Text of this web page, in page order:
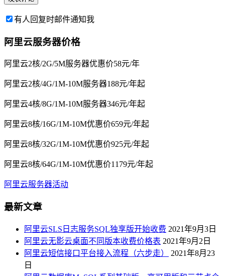
有人回复时邮件通知我
阿里云服务器价格
阿里云2核/2G/5M服务器优惠价58元/年
阿里云2核/4G/1M-10M服务器188元/年起
阿里云4核/8G/1M-10M服务器346元/年起
阿里云8核/16G/1M-10M优惠价659元/年起
阿里云8核/32G/1M-10M优惠价925元/年起
阿里云8核/64G/1M-10M优惠价1179元/年起
阿里云服务器活动
最新文章
阿里云SLS日志服务SQL独享版开始收费 2021年9月3日
阿里云无影云桌面不同版本收费价格表 2021年9月2日
阿里云短信接口平台接入流程（六步走）
2021年8月23
日